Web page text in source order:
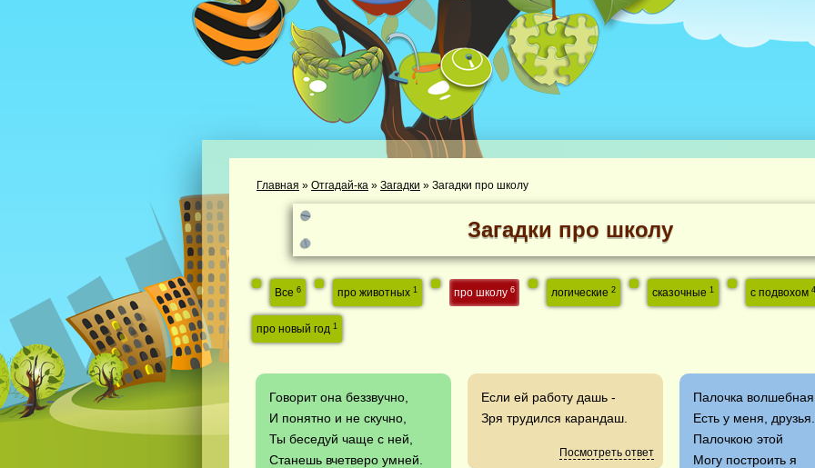
Главная » Отгадай-ка » Загадки » Загадки про школу
Загадки про школу
Все 6 про животных 1 про школу 6 логические 2 сказочные 1 с подвохом 4
про новый год 1
Говорит она беззвучно,
И понятно и не скучно,
Ты беседуй чаще с ней,
Станешь вчетверо умней.
Если ей работу дашь -
Зря трудился карандаш.
Посмотреть ответ
Палочка
Есть у меня,
Палочкою этой
Могу построить я